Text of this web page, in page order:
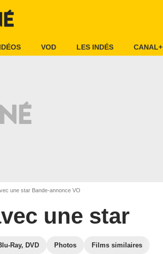
VOD LES INDÉS CANAL+
une star Bande-annonce VO
une star
Ray, DVD Photos Films similaires